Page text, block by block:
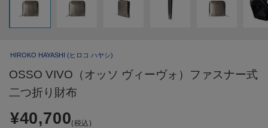
HIROKO HAYASHI (ヒロコ ハヤシ)
OSSO VIVO（オッソ ヴィーヴォ）ファスナー式
二つ折り財布
¥40,700(税込)